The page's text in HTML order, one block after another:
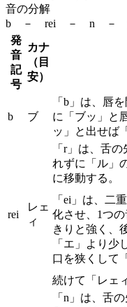
音の分解
b － rei － n －
発
音
記
号
カナ
（目
安）
b ブ
「b」は、唇
に「ブッ」と
ッ」と出せば
rei
レェ
ィ
「r」は、舌
れずに「ル」
に移動する。
「ei」は、二
化させ、1つ
きりと強く、
「エ」より少
口を狭くして
続けて「レェ
「n」は、舌